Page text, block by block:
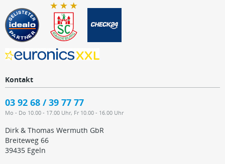
Kontakt
03 92 68 / 39 77 77
Mo - Do 10.00 - 17.00 Uhr, Fr 10.00 - 16.00 Uhr
Dirk & Thomas Wermuth GbR
Breiteweg 66
39435 Egeln